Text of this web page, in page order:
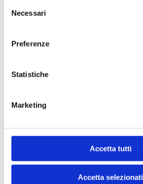
delNecessari
Preferenze
Statistiche
Marketing
Accetta tutti
Accetta selezionati